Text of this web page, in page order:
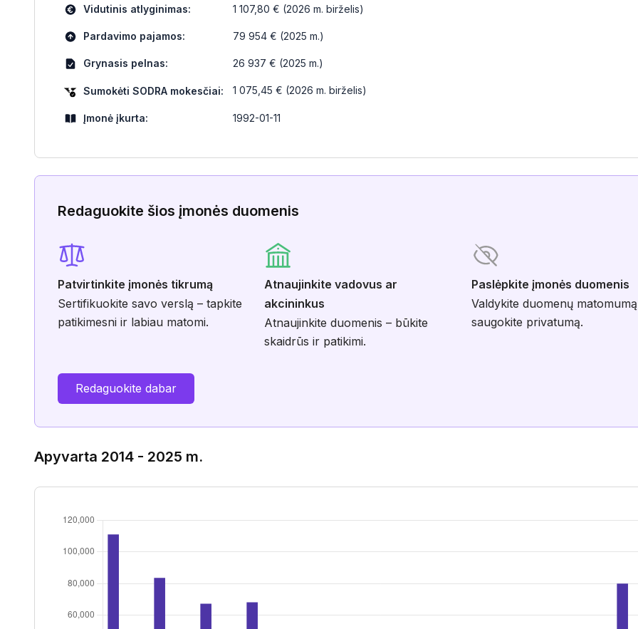
Vidutinis atlyginimas: 1 107,80 € (2026 m. birželis)
Pardavimo pajamos: 79 954 € (2025 m.)
Grynasis pelnas: 26 937 € (2025 m.)
Sumokėti SODRA mokesčiai: 1 075,45 € (2026 m. birželis)
Įmonė įkurta: 1992-01-11
Redaguokite šios įmonės duomenis
Patvirtinkite įmonės tikrumą
Sertifikuokite savo verslą – tapkite
patikimesni ir labiau matomi.
Atnaujinkite vadovus ar
akcininkus
Atnaujinkite duomenis – būkite
skaidrūs ir patikimi.
Paslėpkite įmonės duomenis
Valdykite duomenų
saugokite privatumą.
Redaguokite dabar
Apyvarta 2014 - 2025 m.